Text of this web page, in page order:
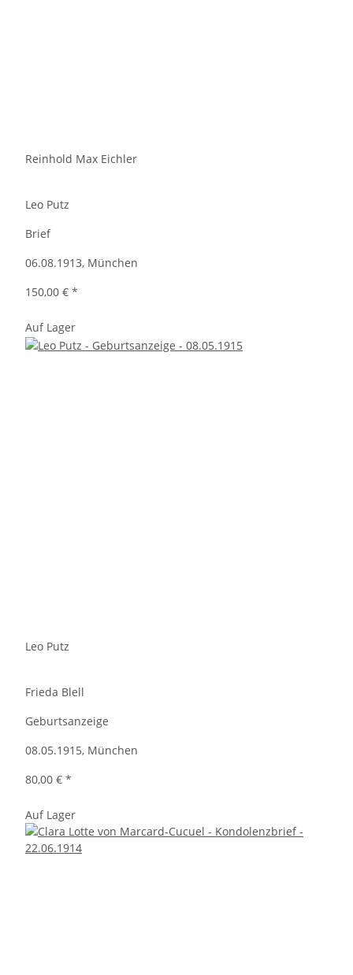
Reinhold Max Eichler
Leo Putz
Brief
06.08.1913, München
150,00 € *
Auf Lager
Leo Putz
Frieda Blell
Geburtsanzeige
08.05.1915, München
80,00 € *
Auf Lager